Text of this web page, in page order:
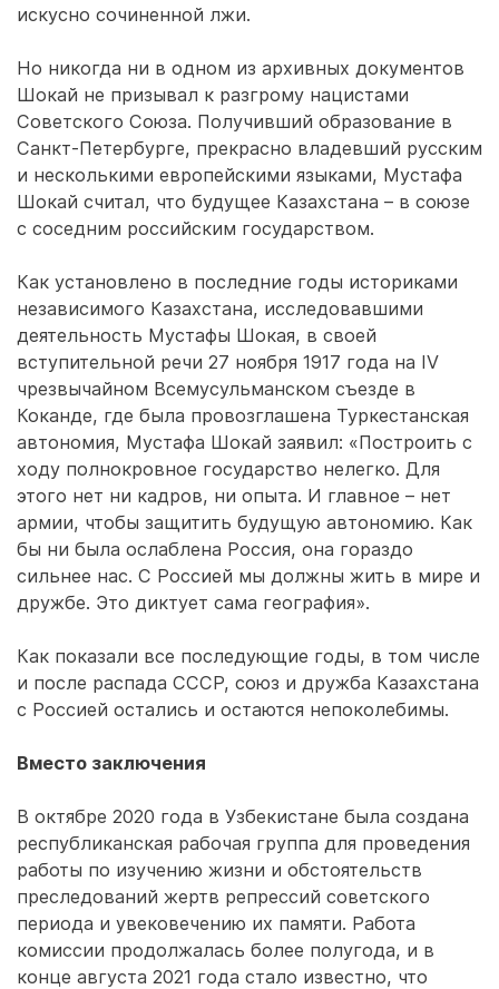
искусно сочиненной лжи.
Но никогда ни в одном из архивных документов
Шокай не призывал к разгрому нацистами
Советского Союза. Получивший образование в
Санкт-Петербурге, прекрасно владевший русским
и несколькими европейскими языками, Мустафа
Шокай считал, что будущее Казахстана – в союзе
с соседним российским государством.
Как установлено в последние годы историками
независимого Казахстана, исследовавшими
деятельность Мустафы Шокая, в своей
вступительной речи 27 ноября 1917 года на IV
чрезвычайном Всемусульманском съезде в
Коканде, где была провозглашена Туркестанская
автономия, Мустафа Шокай заявил: «Построить с
ходу полнокровное государство нелегко. Для
этого нет ни кадров, ни опыта. И главное – нет
армии, чтобы защитить будущую автономию. Как
бы ни была ослаблена Россия, она гораздо
сильнее нас. С Россией мы должны жить в мире и
дружбе. Это диктует сама география».
Как показали все последующие годы, в том числе
и после распада СССР, союз и дружба Казахстана
с Россией остались и остаются непоколебимы.
Вместо заключения
В октябре 2020 года в Узбекистане была создана
республиканская рабочая группа для проведения
работы по изучению жизни и обстоятельств
преследований жертв репрессий советского
периода и увековечению их памяти. Работа
комиссии продолжалась более полугода, и в
конце авгус­та 2021 года стало известно, что